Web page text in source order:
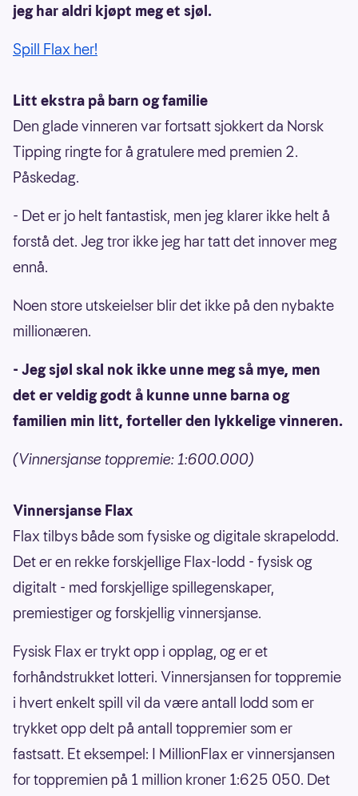
jeg har aldri kjøpt meg et sjøl.
Spill Flax her!
Litt ekstra på barn og familie
Den glade vinneren var fortsatt sjokkert da Norsk
Tipping ringte for å gratulere med premien 2.
Påskedag.
- Det er jo helt fantastisk, men jeg klarer ikke helt å
forstå det. Jeg tror ikke jeg har tatt det innover meg
ennå.
Noen store utskeielser blir det ikke på den nybakte
millionæren.
- Jeg sjøl skal nok ikke unne meg så mye, men
det er veldig godt å kunne unne barna og
familien min litt, forteller den lykkelige vinneren.
(Vinnersjanse toppremie: 1:600.000)
Vinnersjanse Flax
Flax tilbys både som fysiske og digitale skrapelodd.
Det er en rekke forskjellige Flax-lodd - fysisk og
digitalt - med forskjellige spillegenskaper,
premiestiger og forskjellig vinnersjanse.
Fysisk Flax er trykt opp i opplag, og er et
forhåndstrukket lotteri. Vinnersjansen for toppremie
i hvert enkelt spill vil da være antall lodd som er
trykket opp delt på antall toppremier som er
fastsatt. Et eksempel: I MillionFlax er vinnersjansen
for toppremien på 1 million kroner 1:625 050. Det